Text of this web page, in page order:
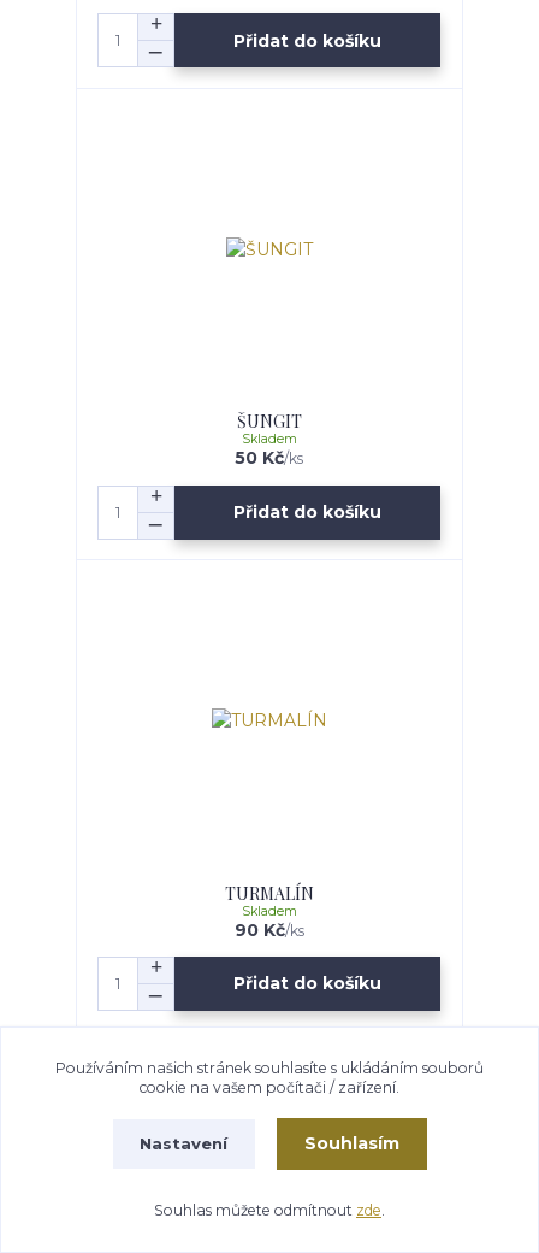
Přidat do košíku
ŠUNGIT
50 Kč/ks
Skladem
Přidat do košíku
TURMALÍN
90 Kč/ks
Skladem
Přidat do košíku
Používáním našich stránek souhlasíte s ukládáním souborů
cookie na vašem počítači / zařízení.
Nastavení Souhlasím
Souhlas můžete odmítnout zde